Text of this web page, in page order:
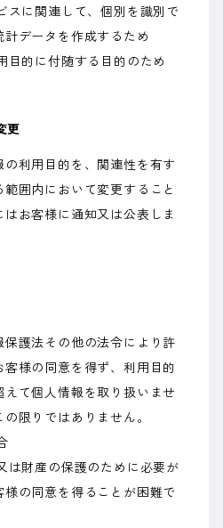
スに関連して、個別を識別で
データを作成するため
目的に付随する目的のため
更
利用目的を、関連性を有す
囲内において変更すること
お客様に通知又は公表しま
護法その他の法令により許
様の同意を得ず、利用目的
て個人情報を取り扱いませ
限りではありません。
は財産の保護のために必要が
の同意を得ることが困難で